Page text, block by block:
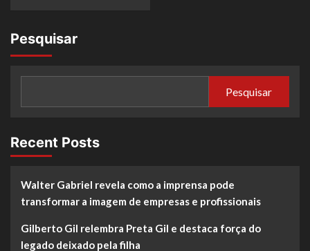
Pesquisar
Pesquisar
Recent Posts
Walter Gabriel revela como a imprensa pode
transformar a imagem de empresas e profissionais
Gilberto Gil relembra Preta Gil e destaca força do
legado deixado pela filha